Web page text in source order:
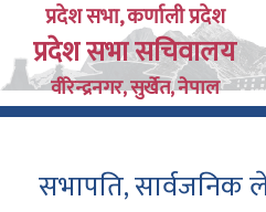
main
content
प्रदेश सभा, कर्णाली प्रदेश
प्रदेश सभा सचिवालय
वीरेन्द्रनगर, सुर्खेत, नेपाल
सभापति, सार्वजनिक